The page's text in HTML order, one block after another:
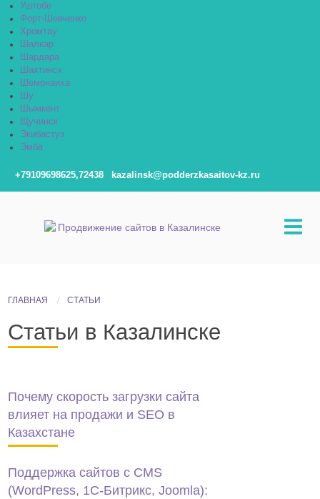
Уштобе
Форт-Шевченко
Хромтау
Шалкар
Шардара
Шахтинск
Шемонаиха
Шу
Шымкент
Щучинск
Экибастуз
Эмба
+79109698625,72438 kazalinsk@podderzkasaitov-kz.ru
ГЛАВНАЯ СТАТЬИ
Статьи в Казалинске
Почему скорость загрузки сайта
влияет на продажи и SEO в
Казахстане
Поддержка сайтов с CMS
(WordPress, 1C-Битрикс, Joomla):